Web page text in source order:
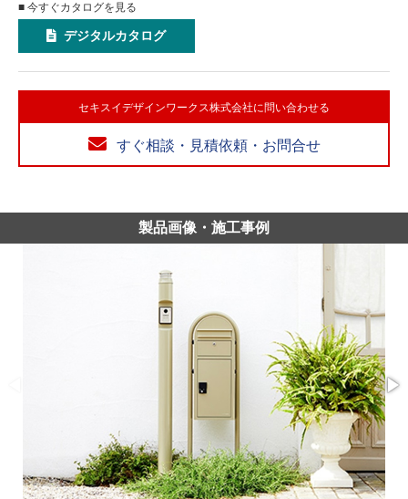
■ 今すぐカタログを見る
デジタルカタログ
セキスイデザインワークス株式会社に問い合わせる
すぐ相談・見積依頼・お問合せ
製品画像・施工事例